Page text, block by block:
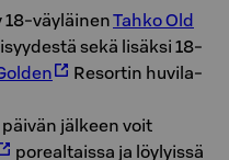
18-väyläinenTahko Old
sekä lisäksi 18-
Resortin huvila-
jälkeen voit
porealtaissa ja löylyissä